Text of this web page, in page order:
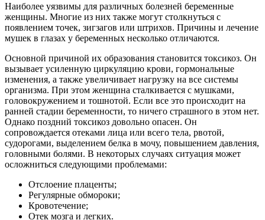
Наиболее уязвимы для различных болезней беременные
женщины. Многие из них также могут столкнуться с
появлением точек, зигзагов или штрихов. Причины и лечение
мушек в глазах у беременных несколько отличаются.
Основной причиной их образования становится токсикоз. Он
вызывает усиленную циркуляцию крови, гормональные
изменения, а также увеличивает нагрузку на все системы
организма. При этом женщина сталкивается с мушками,
головокружением и тошнотой. Если все это происходит на
ранней стадии беременности, то ничего страшного в этом нет.
Однако поздний токсикоз довольно опасен. Он
сопровождается отеками лица или всего тела, рвотой,
судорогами, выделением белка в мочу, повышением давления,
головными болями. В некоторых случаях ситуация может
осложниться следующими проблемами:
Отслоение плаценты;
Регулярные обмороки;
Кровотечение;
Отек мозга и легких.